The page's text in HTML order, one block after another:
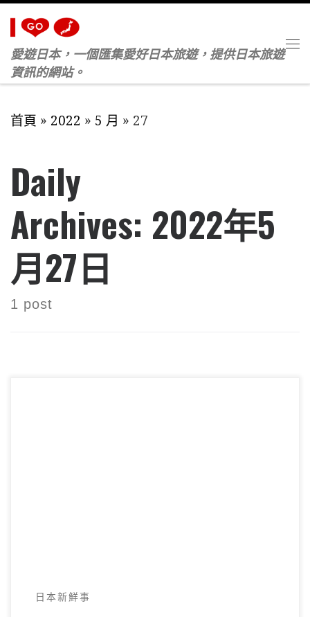
Skip to content
愛遊日本，一個匯集愛好日本旅遊，提供日本旅遊
資訊的網站。
首頁 » 2022 » 5 月 » 27
Daily
Archives: 2022年5
月27日
1 post
日本新鮮事